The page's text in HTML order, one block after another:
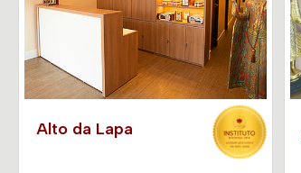
Alto da Lapa